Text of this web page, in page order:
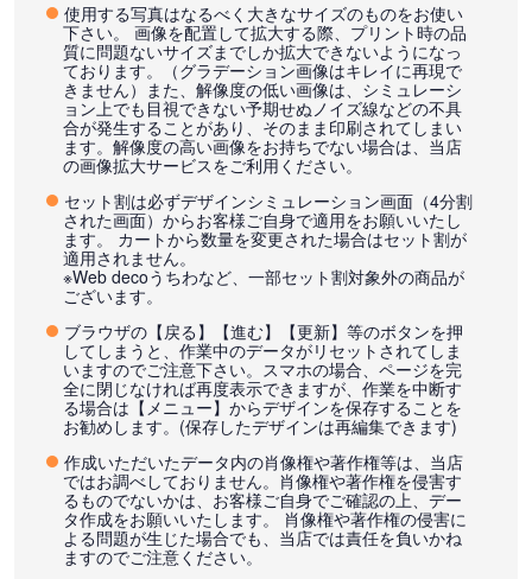
使用する写真はなるべく大きなサイズのものをお使い
下さい。 画像を配置して拡大する際、プリント時の品
質に問題ないサイズまでしか拡大できないようになっ
ております。（グラデーション画像はキレイに再現で
きません）また、解像度の低い画像は、シミュレーシ
ョン上でも目視できない予期せぬノイズ線などの不具
合が発生することがあり、そのまま印刷されてしまい
ます。解像度の高い画像をお持ちでない場合は、当店
の画像拡大サービスをご利用ください。
セット割は必ずデザインシミュレーション画面（4分割
された画面）からお客様ご自身で適用をお願いいたし
ます。 カートから数量を変更された場合はセット割が
適用されません。
※Web decoうちわなど、一部セット割対象外の商品が
ございます。
ブラウザの【戻る】【進む】【更新】等のボタンを押
してしまうと、作業中のデータがリセットされてしま
いますのでご注意下さい。スマホの場合、ページを完
全に閉じなければ再度表示できますが、作業を中断す
る場合は【メニュー】からデザインを保存することを
お勧めします。(保存したデザインは再編集できます)
作成いただいたデータ内の肖像権や著作権等は、当店
ではお調べしておりません。肖像権や著作権を侵害す
るものでないかは、お客様ご自身でご確認の上、デー
タ作成をお願いいたします。 肖像権や著作権の侵害に
よる問題が生じた場合でも、当店では責任を負いかね
ますのでご注意ください。